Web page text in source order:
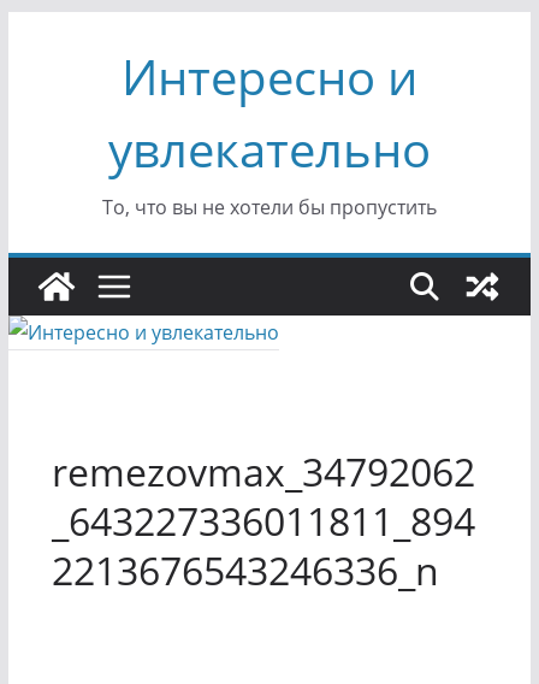
содержимомуИнтересно и
увлекательно
То, что вы не хотели бы пропустить
remezovmax_34792062
_643227336011811_894
2213676543246336_n